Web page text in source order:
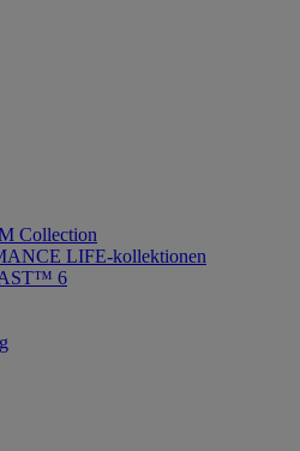
Collection
LIFE-kollektionen
6